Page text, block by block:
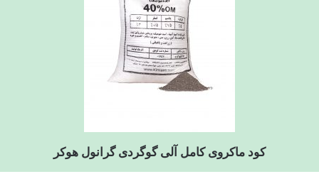
کود ماکروی کامل آلی گوگردی گرانول هوکر